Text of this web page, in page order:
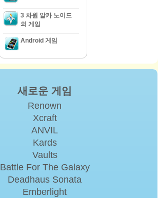
3 차원 알카 노이드
의 게임
Android 게임
새로운 게임
Renown
Xcraft
ANVIL
Kards
Vaults
Battle For The Galaxy
Deadhaus Sonata
Emberlight